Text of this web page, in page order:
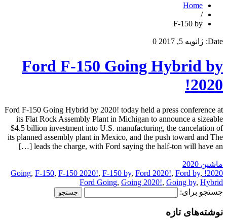
Home
/
F-150 by
Date: ژانویه 5, 2017 0
Ford F-150 Going Hybrid by
2020!
Ford F-150 Going Hybrid by 2020! today held a press conference at
its Flat Rock Assembly Plant in Michigan to announce a sizeable
$4.5 billion investment into U.S. manufacturing, the cancelation of
its planned assembly plant in Mexico, and the push toward and The
leads the charge, with Ford saying the half-ton will have an […]
ماشین 2020
2020! Going
, F-150, F-150 2020!, F-150 by, Ford 2020!, Ford by,
Ford Going, Going 2020!, Going by, Hybrid
جستجو برای:
نوشته‌های تازه